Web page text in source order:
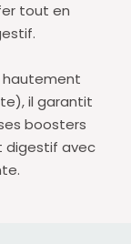
tout en
hautement
il garantit
boosters
digestif avec